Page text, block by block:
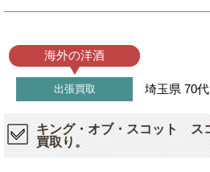
海外の洋酒
出張買取 埼玉県 70代
キング・オブ・スコット
買取り。